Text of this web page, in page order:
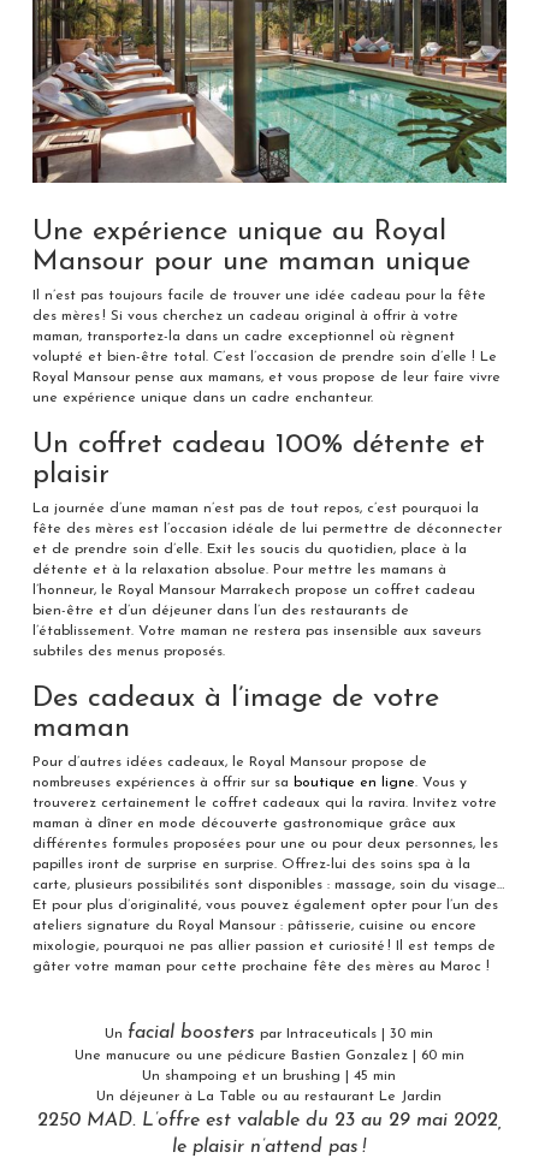
Une expérience unique au Royal
Mansour pour une maman unique
Il n’est pas toujours facile de trouver une idée cadeau pour la fête
des mères ! Si vous cherchez un cadeau original à offrir à votre
maman, transportez-la dans un cadre exceptionnel où règnent
volupté et bien-être total. C’est l’occasion de prendre soin d’elle ! Le
Royal Mansour pense aux mamans, et vous propose de leur faire vivre
une expérience unique dans un cadre enchanteur.
Un coffret cadeau 100% détente et
plaisir
La journée d’une maman n’est pas de tout repos, c’est pourquoi la
fête des mères est l’occasion idéale de lui permettre de déconnecter
et de prendre soin d’elle. Exit les soucis du quotidien, place à la
détente et à la relaxation absolue. Pour mettre les mamans à
l’honneur, le Royal Mansour Marrakech propose un coffret cadeau
bien-être et d’un déjeuner dans l’un des restaurants de
l’établissement. Votre maman ne restera pas insensible aux saveurs
subtiles des menus proposés.
Des cadeaux à l’image de votre
maman
Pour d’autres idées cadeaux, le Royal Mansour propose de
nombreuses expériences à offrir sur sa boutique en ligne. Vous y
trouverez certainement le coffret cadeaux qui la ravira. Invitez votre
maman à dîner en mode découverte gastronomique grâce aux
différentes formules proposées pour une ou pour deux personnes, les
papilles iront de surprise en surprise. Offrez-lui des soins spa à la
carte, plusieurs possibilités sont disponibles : massage, soin du visage…
Et pour plus d’originalité, vous pouvez également opter pour l’un des
ateliers signature du Royal Mansour : pâtisserie, cuisine ou encore
mixologie, pourquoi ne pas allier passion et curiosité ! Il est temps de
gâter votre maman pour cette prochaine fête des mères au Maroc !
Un facial boosters par Intraceuticals | 30 min
Une manucure ou une pédicure Bastien Gonzalez | 60 min
Un shampoing et un brushing | 45 min
Un déjeuner à La Table ou au restaurant Le Jardin
2250 MAD. L’offre est valable du 23 au 29 mai 2022,
le plaisir n’attend pas !